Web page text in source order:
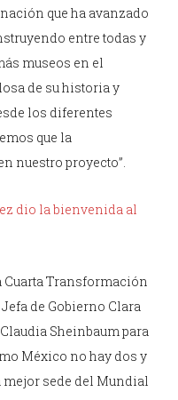
que ha avanzado
entre todas y
museos en el
de su historia y
los diferentes
que la
nuestro proyecto”.
dio la bienvenida al
Cuarta Transformación
de Gobierno Clara
Sheinbaum para
México no hay dos y
mejor sede del Mundial